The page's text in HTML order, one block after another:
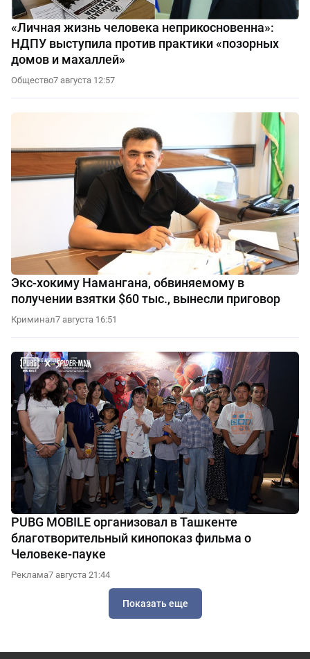
«Личная жизнь человека неприкосновенна»:
НДПУ выступила против практики «позорных
домов и махаллей»
Общество7 августа 12:57
Экс-хокиму Намангана, обвиняемому в
получении взятки $60 тыс., вынесли приговор
Криминал7 августа 16:51
PUBG MOBILE организовал в Ташкенте
благотворительный кинопоказ фильма о
Человеке-пауке
Реклама7 августа 21:44
Показать еще